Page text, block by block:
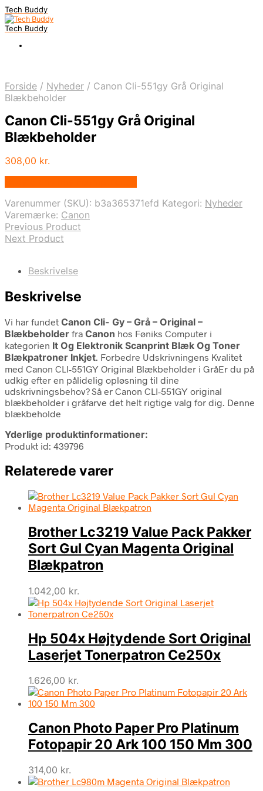
Tech Buddy
Tech Buddy
Forside / Nyheder / Canon Cli-551gy Grå Original
Blækbeholder
Canon Cli-551gy Grå Original
Blækbeholder
308,00 kr.
Varenummer (SKU): b3a365371efd Kategori: Nyheder
Varemærke: Canon
Previous Product
Next Product
Beskrivelse
Beskrivelse
Vi har fundet Canon Cli- Gy – Grå – Original –
Blækbeholder fra Canon hos Føniks Computer i
kategorien It Og Elektronik Scanprint Blæk Og Toner
Blækpatroner Inkjet. Forbedre Udskrivningens Kvalitet
med Canon CLI-551GY Original Blækbeholder i GråEr du på
udkig efter en pålidelig opløsning til dine
udskrivningsbehov? Så er Canon CLI-551GY original
blækbeholder i gråfarve det helt rigtige valg for dig. Denne
blækbeholde
Yderlige produktinformationer:
Produkt id: 439796
Relaterede varer
Brother Lc3219 Value Pack Pakker
Sort Gul Cyan Magenta Original
Blækpatron
1.042,00 kr.
Hp 504x Højtydende Sort Original
Laserjet Tonerpatron Ce250x
1.626,00 kr.
Canon Photo Paper Pro Platinum
Fotopapir 20 Ark 100 150 Mm 300
314,00 kr.